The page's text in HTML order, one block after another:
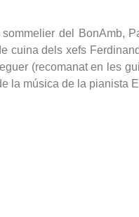
del BonAmb,
cuina dels xefs
(recomanat en les
la música de la pianista